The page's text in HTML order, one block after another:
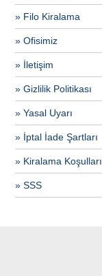
» Filo Kiralama
» Ofisimiz
» İletişim
» Gizlilik Politikası
» Yasal Uyarı
» İptal İade Şartları
» Kiralama Koşulları
» SSS